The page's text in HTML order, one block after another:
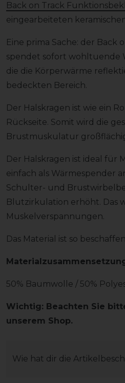
Back on Track
eingearbeiteten
Eine prima Sache: der
spendet sofort wohltuende
die die Körperwärme
bedeckten Bereich.
Der Halskragen ist wie ein
Rückseite. Somit wird die
Brustmuskulatur
Der Halskragen ist ideal für
einfach als Wärmespender
Schulter- und
Blutzirkulation erhöht. Das
Muskelverspannungen.
Das Material ist so
50% Baumwolle / 50%
Wichtig: Beachten Sie
unserem Shop.
Wie hat dir die